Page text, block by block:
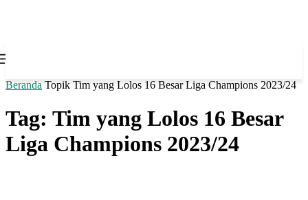
Beranda Topik Tim yang Lolos 16 Besar Liga Champions 2023/24
Tag: Tim yang Lolos 16 Besar
Liga Champions 2023/24